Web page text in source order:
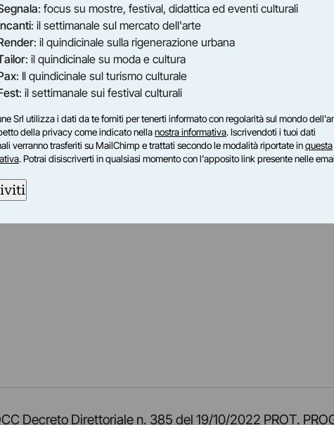
Twitch
su Rss
Decreto Direttoriale n. 385 del 19/10/2022 PROT.
: focus su mostre, festival, didattica ed eventi culturali
: il settimanale sul mercato dell'arte
: il quindicinale sulla rigenerazione urbana
: il quindicinale su moda e cultura
: Il quindicinale sul turismo culturale
: il settimanale sui festival culturali
Srl utilizza i dati da te forniti per tenerti informato con regolarità sul mondo
della privacy come indicato nellanostra informativa. Iscrivendoti i tuoi dati
verranno trasferiti su MailChimp e trattati secondo le modalità riportate inquesta
. Potrai disiscriverti in qualsiasi momento con l'apposito link presente nelle